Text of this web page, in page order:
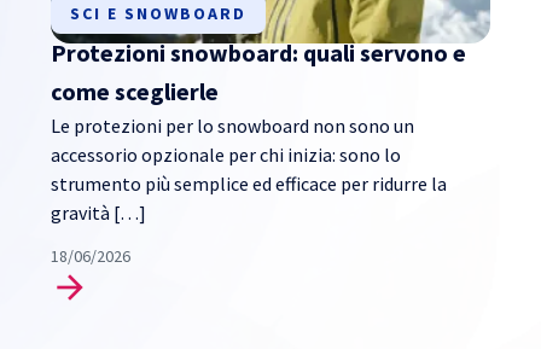
SCI E SNOWBOARD
Protezioni snowboard: quali servono e
come sceglierle
Le protezioni per lo snowboard non sono un
accessorio opzionale per chi inizia: sono lo
strumento più semplice ed efficace per ridurre la
gravità […]
18/06/2026